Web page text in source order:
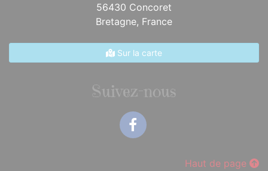
56430 Concoret
Bretagne, France
Sur la carte
Suivez-nous
Haut de page